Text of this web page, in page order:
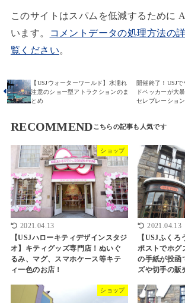
このサイトはスパムを低減するために
います。
コメントデータの処理方法の
覧ください。
【USJウォーターワールド】水濡れ
注意のショー型アトラクションのま
とめ
開催終了！USJ
ドペッカーが大
セレブレーション
RECOMMEND
ショップ
2021.04.13
【USJハローキティデザインスタジ
オ】キティグッズ専門店！ぬいぐ
るみ、マグ、スマホケース等キテ
ィ一色のお店！
2021.04.13
【USJふくろ
ポストでホグ
の手紙が投函
ズや切手の販
ショップ